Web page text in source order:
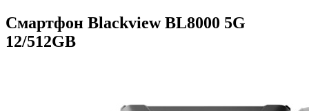
Смартфон Blackview BL8000 5G
12/512GB